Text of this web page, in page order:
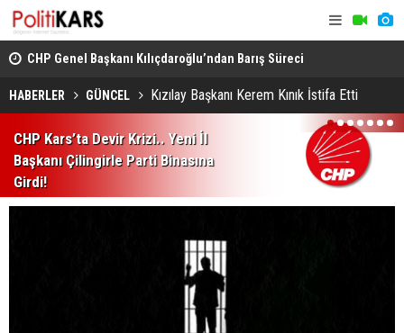
CHP Genel Başkanı Kılıçdaroğlu’ndan Barış Süreci
Vurgusu.. Sorumluluk Alacağız!
HABERLER GÜNCEL Kızılay Başkanı Kerem Kınık İstifa Etti
CHP Kars’ta Devir Krizi.. Yeni İl
Başkanı Çilingirle Parti Binasına
Girdi!
1 2 3 4 5 6 7